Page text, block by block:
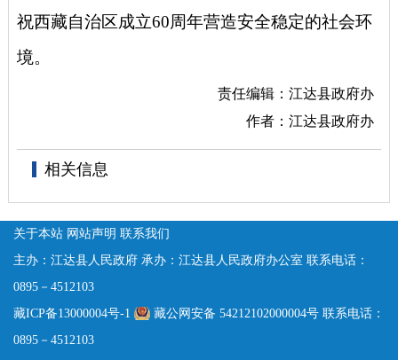
祝西藏自治区成立60周年营造安全稳定的社会环
境。
责任编辑：江达县政府办
作者：江达县政府办
相关信息
关于本站 网站声明 联系我们
主办：江达县人民政府 承办：江达县人民政府办公室 联系电话：
0895－4512103
藏ICP备13000004号-1
藏公网安备 54212102000004号 联系电话：
0895－4512103